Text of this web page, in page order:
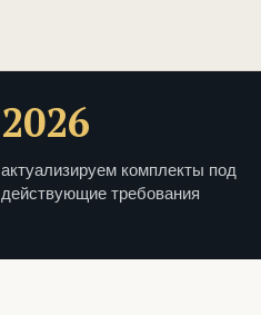
2026
актуализируем комплекты под
действующие требования